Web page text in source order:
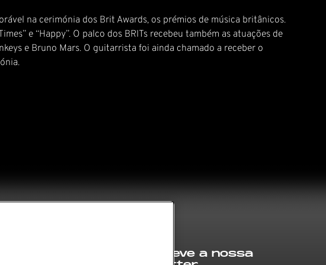
na cerimónia dos Brit Awards, os prémios de música britânicos.
e “Happy”. O palco dos BRITs recebeu também as atuações de
e Bruno Mars. O guitarrista foi ainda chamado a receber o
Subscreve a nossa